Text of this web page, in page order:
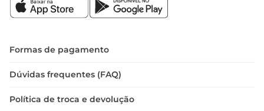
Formas de pagamento
Dúvidas frequentes (FAQ)
Política de troca e devolução